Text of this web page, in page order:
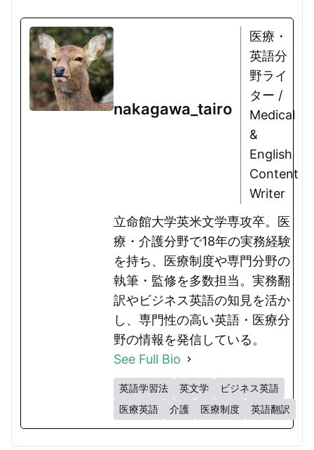
nakagawa_tairo
医療・
英語分
野ライ
ター /
Medical
&
English
Content
Writer
立命館大学英米文学専攻卒。医
療・介護分野で18年の実務経験
を持ち、医療制度や専門分野の
執筆・監修を多数担当。実務翻
訳やビジネス英語の知見を活か
し、専門性の高い英語・医療分
野の情報を発信している。
See Full Bio
英語学習法 英文学
ビジネス英語
医療英語
介護 医療制度 英語翻訳